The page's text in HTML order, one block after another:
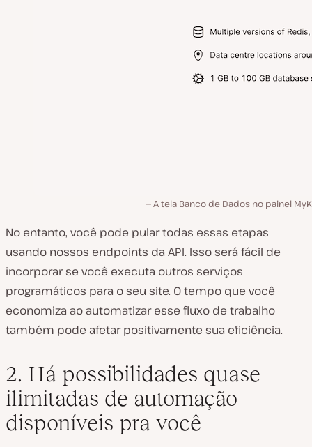
A tela Banco de Dados no painel
No entanto, você pode pular todas essas etapas
usando nossos endpoints da API. Isso será fácil de
incorporar se você executa outros serviços
programáticos para o seu site. O tempo que você
economiza ao automatizar esse fluxo de trabalho
também pode afetar positivamente sua eficiência.
2. Há possibilidades quase
ilimitadas de automação
disponíveis pra você